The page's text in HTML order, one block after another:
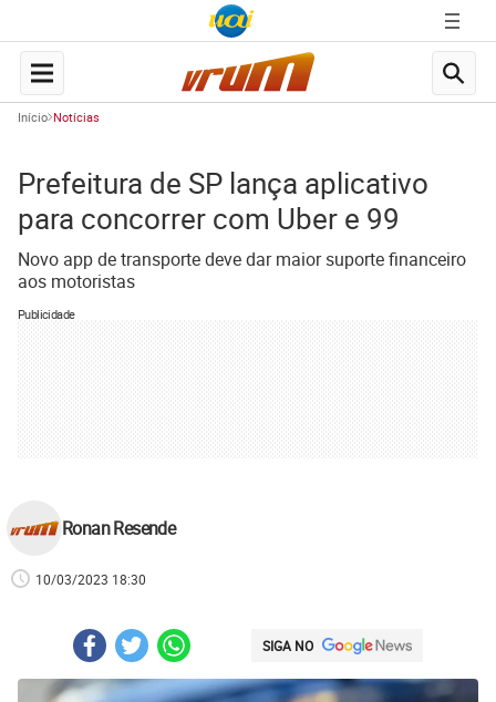
Início Notícias
Prefeitura de SP lança aplicativo
para concorrer com Uber e 99
Novo app de transporte deve dar maior suporte financeiro
aos motoristas
Publicidade
Ronan Resende
10/03/2023 18:30
SIGA NO